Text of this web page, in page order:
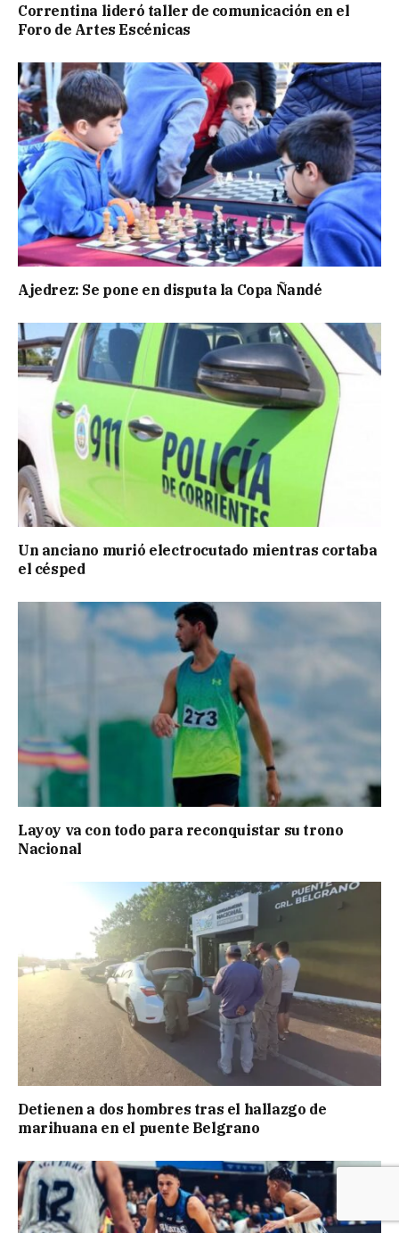
Correntina lideró taller de comunicación en el
Foro de Artes Escénicas
Ajedrez: Se pone en disputa la Copa Ñandé
Un anciano murió electrocutado mientras cortaba
el césped
Layoy va con todo para reconquistar su trono
Nacional
Detienen a dos hombres tras el hallazgo de
marihuana en el puente Belgrano